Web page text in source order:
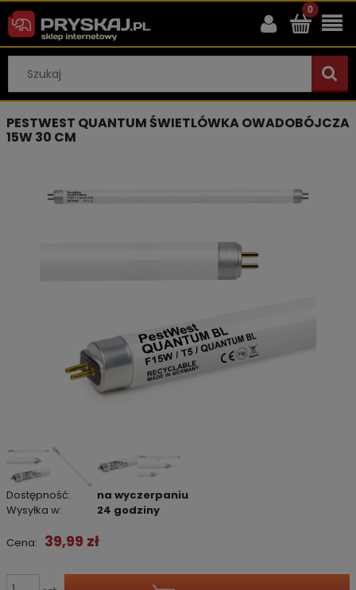
PESTWEST QUANTUM ŚWIETLÓWKA OWADOBÓJCZA
15W 30 CM
Dostępność:
na wyczerpaniu
Wysyłka w:
24 godziny
Cena: 39,99 zł